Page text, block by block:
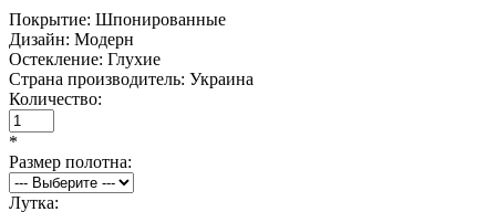
Покрытие: Шпонированные
Дизайн: Модерн
Остекление: Глухие
Страна производитель: Украина
Количество:
*
Размер полотна:
Лутка: